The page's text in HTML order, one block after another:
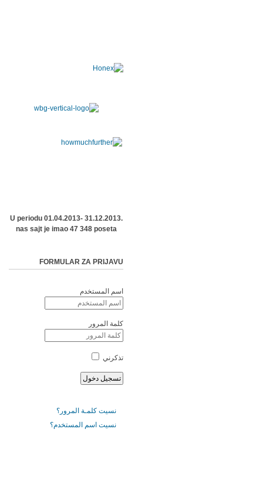
U periodu 01.04.2013- 31.12.2013.
nas sajt je imao 47 348 poseta
FORMULAR ZA PRIJAVU
اسم المستخدم
كلمة المرور
تذكرني
نسيت كلمـة المرور؟
نسيت اسم المستخدم؟